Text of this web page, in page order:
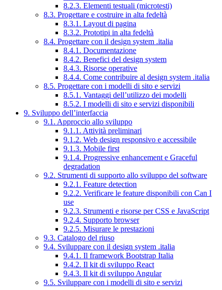
8.2.3. Elementi testuali (microtesti)
8.3. Progettare e costruire in alta fedeltà
8.3.1. Layout di pagina
8.3.2. Prototipi in alta fedeltà
8.4. Progettare con il design system .italia
8.4.1. Documentazione
8.4.2. Benefici del design system
8.4.3. Risorse operative
8.4.4. Come contribuire al design system .italia
8.5. Progettare con i modelli di sito e servizi
8.5.1. Vantaggi dell’utilizzo dei modelli
8.5.2. I modelli di sito e servizi disponibili
9. Sviluppo dell’interfaccia
9.1. Approccio allo sviluppo
9.1.1. Attività preliminari
9.1.2. Web design responsivo e accessibile
9.1.3. Mobile first
9.1.4. Progressive enhancement e Graceful
degradation
9.2. Strumenti di supporto allo sviluppo del software
9.2.1. Feature detection
9.2.2. Verificare le feature disponibili con Can I
use
9.2.3. Strumenti e risorse per CSS e JavaScript
9.2.4. Supporto browser
9.2.5. Misurare le prestazioni
9.3. Catalogo del riuso
9.4. Sviluppare con il design system .italia
9.4.1. Il framework Bootstrap Italia
9.4.2. Il kit di sviluppo React
9.4.3. Il kit di sviluppo Angular
9.5. Sviluppare con i modelli di sito e servizi